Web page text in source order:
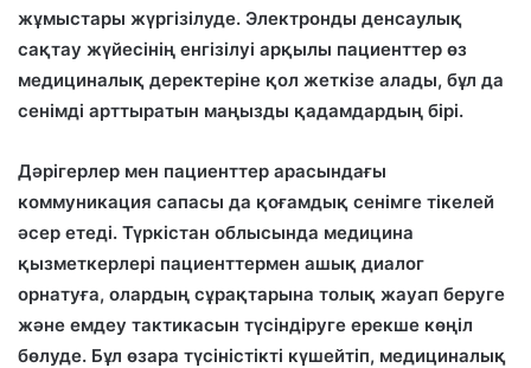
жұмыстары жүргізілуде. Электронды денсаулық
сақтау жүйесінің енгізілуі арқылы пациенттер өз
медициналық деректеріне қол жеткізе алады, бұл да
сенімді арттыратын маңызды қадамдардың бірі.
Дәрігерлер мен пациенттер арасындағы
коммуникация сапасы да қоғамдық сенімге тікелей
әсер етеді. Түркістан облысында медицина
қызметкерлері пациенттермен ашық диалог
орнатуға, олардың сұрақтарына толық жауап беруге
және емдеу тактикасын түсіндіруге ерекше көңіл
бөлуде. Бұл өзара түсіністікті күшейтіп, медициналық